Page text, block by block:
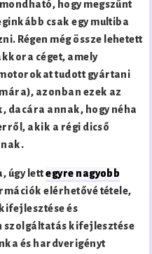
hogy megszűnt
csak egy multiba
Régen még össze lehetett
céget, amely
tudott gyártani
azonban ezek az
dacára annak, hogy néha
akik a régi dicső
úgy lettegyre nagyobb
elérhetővé tétele,
és
szolgáltatás kifejlesztése
és hardverigényt